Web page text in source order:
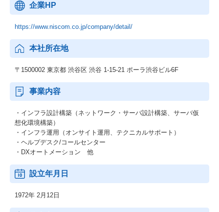
企業HP
https://www.niscom.co.jp/company/detail/
本社所在地
〒1500002 東京都 渋谷区 渋谷 1-15-21 ポーラ渋谷ビル6F
事業内容
・インフラ設計構築（ネットワーク・サーバ設計構築、サーバ仮
想化環境構築）
・インフラ運用（オンサイト運用、テクニカルサポート）
・ヘルプデスク/コールセンター
・DXオートメーション 他
設立年月日
1972年 2月12日